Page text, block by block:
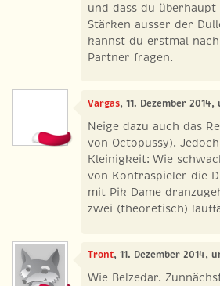
und dass du
Stärken ausser der
kannst du erstmal
Partner fragen.
Vargas, 11. Dezember 2014,
Neige dazu auch das
von Octopussy).
Kleinigkeit: Wie
von Kontraspieler die
mit Pik Dame
zwei (theoretisch)
Tront, 11. Dezember 2014,
Wie Belzedar.